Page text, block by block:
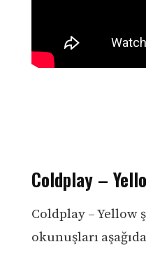
Coldplay –
Coldplay – Yellow
okunuşları